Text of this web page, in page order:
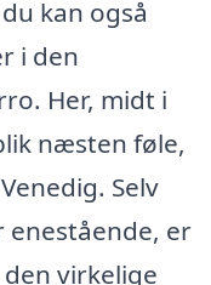
kan også
i den
Her, midt i
næsten føle,
Selv
er
virkelige